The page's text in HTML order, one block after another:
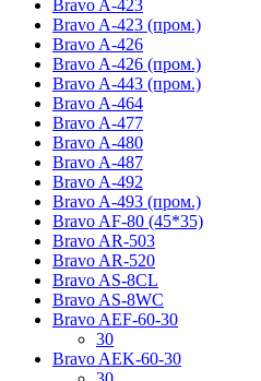
Bravo A-423
Bravo A-423 (пром.)
Bravo A-426
Bravo A-426 (пром.)
Bravo A-443 (пром.)
Bravo A-464
Bravo A-477
Bravo A-480
Bravo A-487
Bravo A-492
Bravo A-493 (пром.)
Bravo AF-80 (45*35)
Bravo AR-503
Bravo AR-520
Bravo AS-8CL
Bravo AS-8WC
Bravo AЕF-60-30
30
Bravo AЕK-60-30